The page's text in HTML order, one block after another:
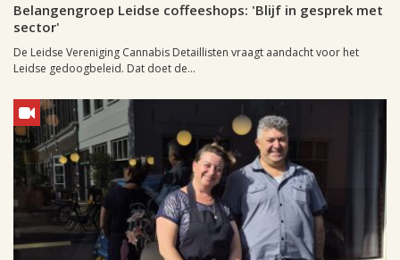
Belangengroep Leidse coffeeshops: 'Blijf in gesprek met
sector'
De Leidse Vereniging Cannabis Detaillisten vraagt aandacht voor het
Leidse gedoogbeleid. Dat doet de...